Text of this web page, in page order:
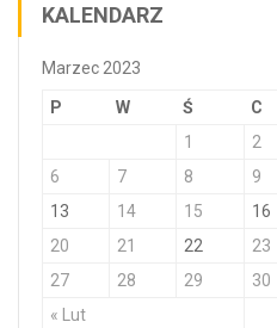
KALENDARZ
Marzec 2023
P W Ś C
« Lut
1 2
6
7 8 9
13
14 15 16
20
21 22 23
27
28 29 30